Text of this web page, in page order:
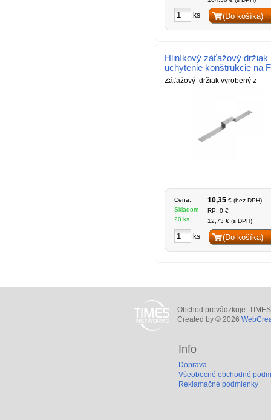
ks (Do košíka)
Hliníkový záťažový držiak
uchytenie konštrukcie na
Záťažový držiak vyrobený z
Cena:
Skladom
20 ks
10,35 € (bez DPH)
RP: 0 €
12,73 € (s DPH)
ks (Do košíka)
Obchod prevádzkuje:
Created by © 2026
Info
Doprava
Všeobecné obchodné
Reklamačné podmienky